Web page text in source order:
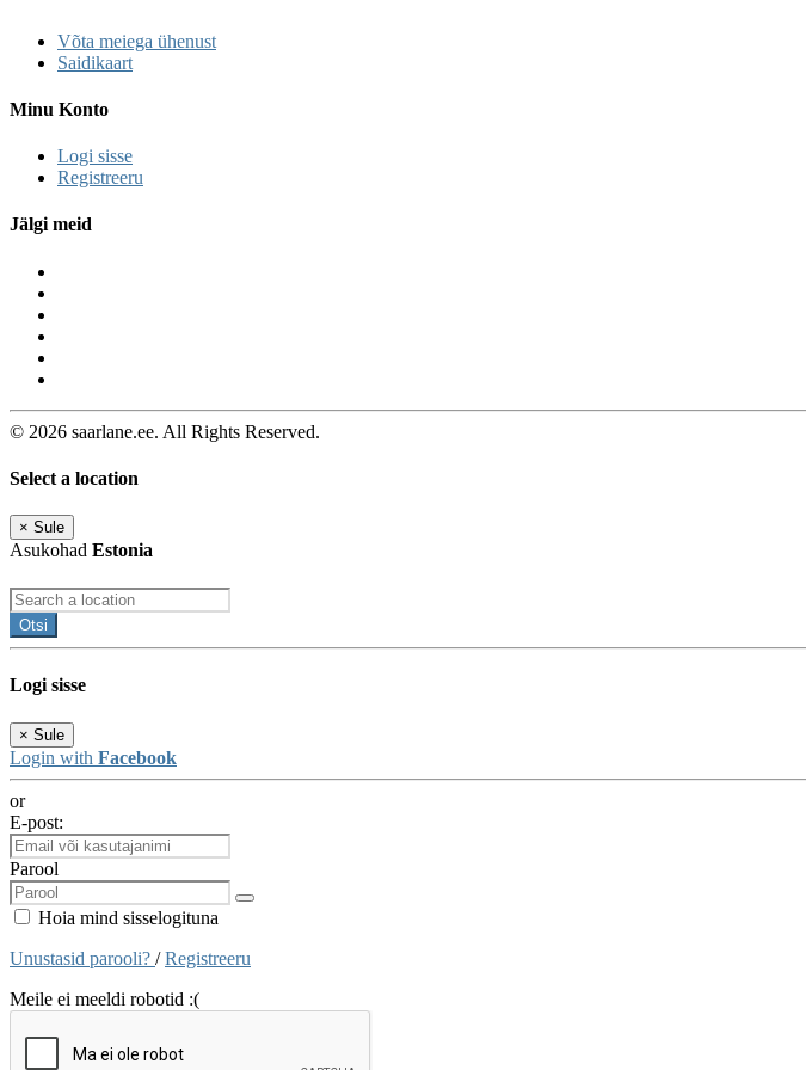
Võta meiega ühenust
Saidikaart
Minu Konto
Logi sisse
Registreeru
Jälgi meid
© 2026 saarlane.ee. All Rights Reserved.
Select a location
× Sule
Asukohad Estonia
Otsi
Logi sisse
× Sule
Login with Facebook
or
E-post:
Parool
Hoia mind sisselogituna
Unustasid parooli? /Registreeru
Meile ei meeldi robotid :(